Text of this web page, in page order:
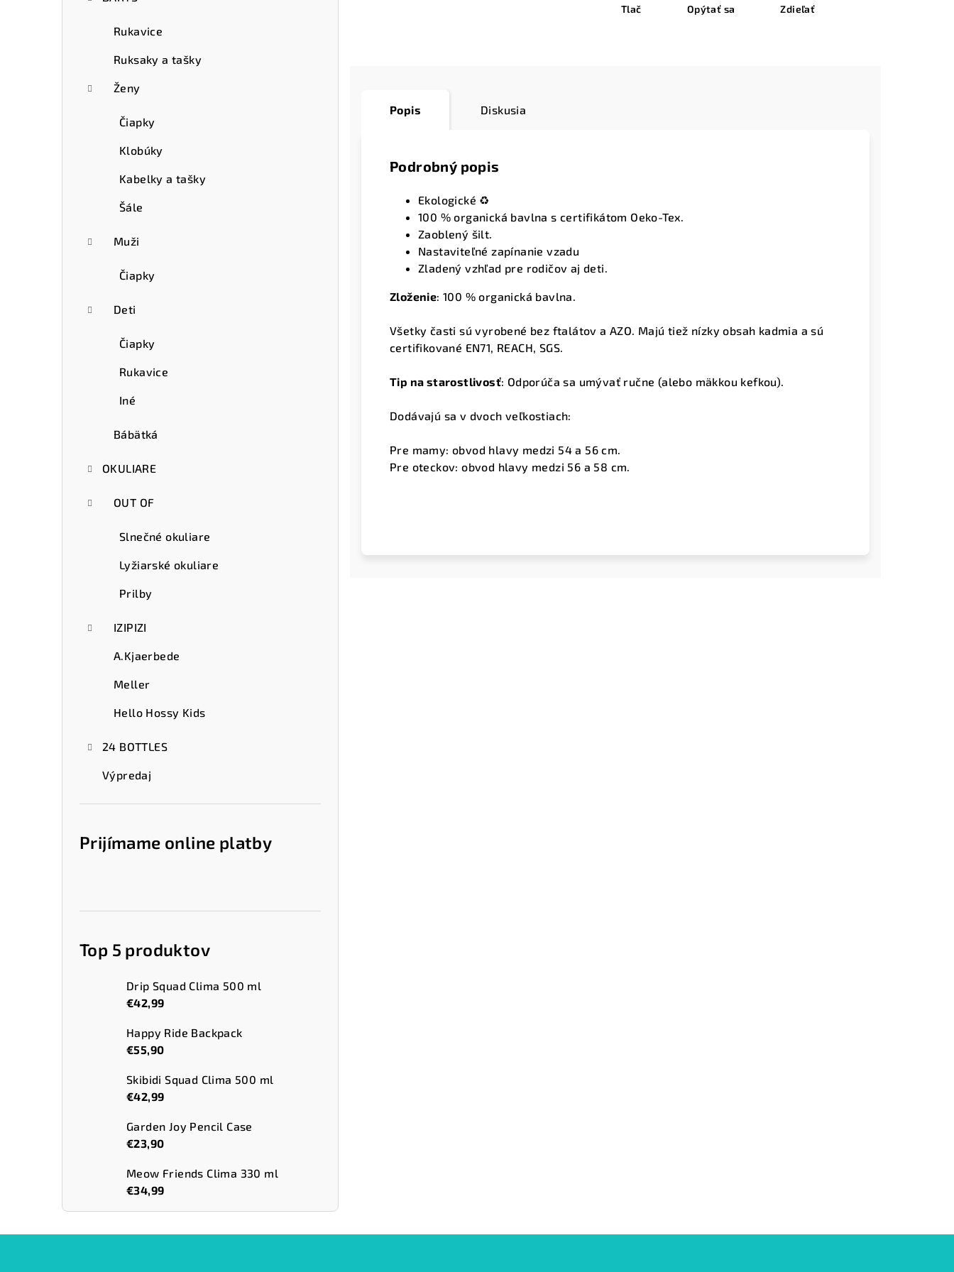
Rukavice
Ruksaky a tašky
Ženy
Čiapky
Klobúky
Kabelky a tašky
Šále
Muži
Čiapky
Deti
Čiapky
Rukavice
Iné
Bábätká
OKULIARE
OUT OF
Slnečné okuliare
Lyžiarské okuliare
Prilby
IZIPIZI
A.Kjaerbede
Meller
Hello Hossy Kids
24 BOTTLES
Výpredaj
Prijímame online platby
Top 5 produktov
Drip Squad Clima 500 ml
€42,99
Happy Ride Backpack
€55,90
Skibidi Squad Clima 500 ml
€42,99
Garden Joy Pencil Case
€23,90
Meow Friends Clima 330 ml
€34,99
Tlač Opýtať sa Zdieľať
Popis Diskusia
Podrobný popis
Ekologické ♻️
100 % organická bavlna s certifikátom Oeko-Tex.
Zaoblený šilt.
Nastaviteľné zapínanie vzadu
Zladený vzhľad pre rodičov aj deti.
Zloženie:100 % organická bavlna.
Všetky časti sú vyrobené bez ftalátov a AZO. Majú tiež nízky obsah kadmia a sú
certifikované EN71, REACH, SGS.
Tip na starostlivosť: Odporúča sa umývať ručne (alebo mäkkou kefkou).
Dodávajú sa v dvoch veľkostiach:
Pre mamy: obvod hlavy medzi 54 a 56 cm.
Pre oteckov: obvod hlavy medzi 56 a 58 cm.